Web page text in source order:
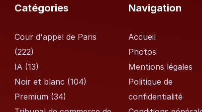
Catégories
Cour d'appel de Paris
(222)
IA(13)
Noir et blanc (104)
Premium(34)
Navigation
Accueil
Photos
Mentions légales
Politique de
confidentialité